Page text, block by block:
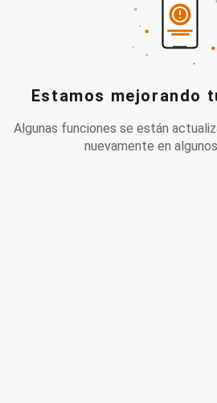
Estamos mejorando
Algunas funciones se están
nuevamente en